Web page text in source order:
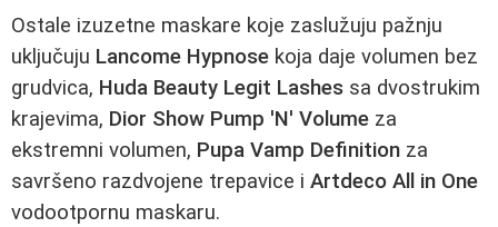
Ostale izuzetne maskare koje zaslužuju pažnju
uključuju Lancome Hypnose koja daje volumen bez
grudvica, Huda Beauty Legit Lashes sa dvostrukim
krajevima, Dior Show Pump 'N' Volume za
ekstremni volumen, Pupa Vamp Definition za
savršeno razdvojene trepavice i Artdeco All in One
vodootpornu maskaru.